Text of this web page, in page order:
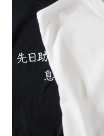
お客様自身でオリ
場合につきまして
に対して四辺（す
したサイズで製作
どについては仕上
20ｍｍ程度内側の
ください）
当社の既製デザイ
製作したい場合
名入れについて
当社の既製のぼり旗
テキストや企業情報
むことができます。
名などをご記載くだ
がバッチリデザイン
定がなければ、のぼ
ォントを使用します
風向きを考えなが
デザインをするとど
と良いかひらめくか
の方向性につきまし
ますので、見られる
り反転したデザイン
れるデザインを提供
その辺を参考にする
立ちます。
カーブ形状の特殊な
工方法となります。
ハトメ加工
ハトメ（鳩目）とは
を補強するために取
側にロープなどで固
立ちます。
カーブ形状の特殊な
工方法となります。
ハトメ加工
ハトメ（鳩目）とは
を補強するために取
側にロープなどで固
棒袋縫いの場合、
ます。
のぼり旗製作で一番
す。生地の厚みが薄
しやすい生地です。